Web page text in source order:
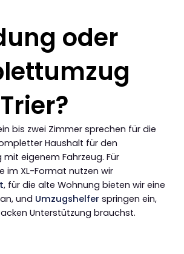
oder
bis zwei Zimmer sprechen für die
Haushalt für den
eigenem Fahrzeug. Für
im XL-Format nutzen wir
, für die alte Wohnung bieten wir eine
an, und Umzugshelfer springen ein,
Unterstützung brauchst.